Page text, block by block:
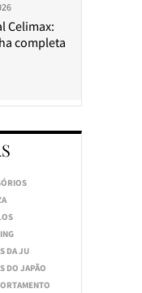
Celimax:
completa
DA JU
DO JAPÃO